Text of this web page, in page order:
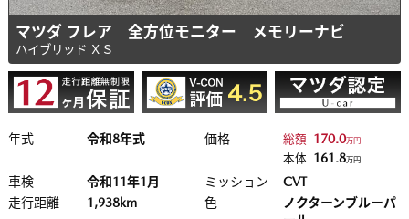
マツダ フレア 全方位モニター メモリーナビ
ハイブリッド ＸＳ
年式 令和8年式 価格 総額 170.0万円
本体 161.8万円
車検 令和11年1月 ミッション
CVT
走行距離
1,938km 色
ノクターンブルーパ